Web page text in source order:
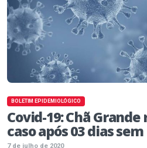
BOLETIM EPIDEMIOLÓGICO
Covid-19: Chã
caso após 03 dias
7 de julho de 2020